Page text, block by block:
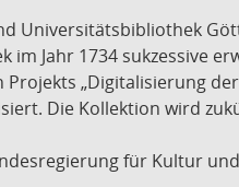
Universitätsbibliothek
im Jahr 1734 sukzessive
„Digitalisierung
Die Kollektion wird
für Kultur